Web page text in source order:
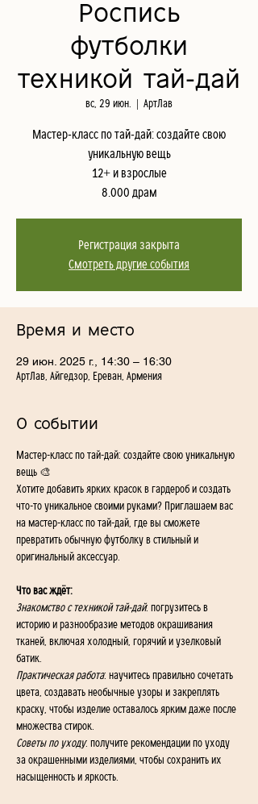
Роспись
футболки
техникой тай-дай
вс, 29 июн. АртЛав
Мастер-класс по тай-дай: создайте свою
уникальную вещь
12+ и взрослые
8.000 драм
Регистрация закрыта
Смотреть другие события
Время и место
29 июн. 2025 г., 14:30 – 16:30
АртЛав, Айгедзор, Ереван, Армения
О событии
Мастер-класс по тай-дай: создайте свою уникальную
вещь 🎨
Хотите добавить ярких красок в гардероб и создать
что-то уникальное своими руками? Приглашаем вас
на мастер-класс по тай-дай, где вы сможете
превратить обычную футболку в стильный и
оригинальный аксессуар.
Что вас ждёт:
Знакомство с техникой тай-дай: погрузитесь в
историю и разнообразие методов окрашивания
тканей, включая холодный, горячий и узелковый
батик.
Практическая работа: научитесь правильно сочетать
цвета, создавать необычные узоры и закреплять
краску, чтобы изделие оставалось ярким даже после
множества стирок.
Советы по уходу: получите рекомендации по уходу
за окрашенными изделиями, чтобы сохранить их
насыщенность и яркость.